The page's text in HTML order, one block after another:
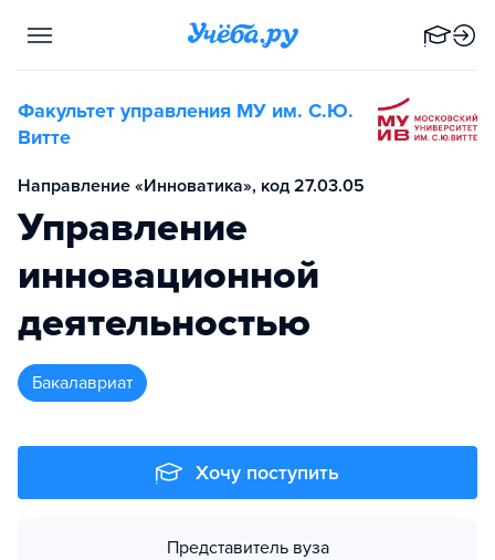
Факультет управления МУ им. С.Ю.
Витте
Направление «Инноватика», код 27.03.05
Управление
инновационной
деятельностью
бакалавриат
Хочу поступить
Представитель вуза